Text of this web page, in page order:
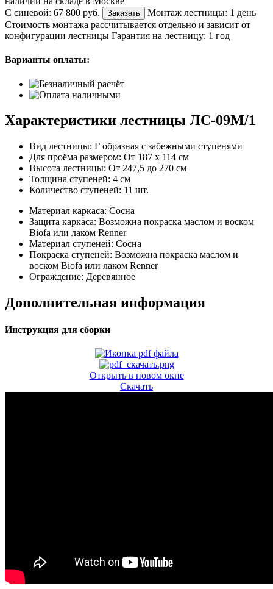
С синевой: 67 800 руб. Заказать Монтаж лестницы: 1 день
Стоимость монтажа рассчитывается отдельно и зависит от
конфигурации лестницы Гарантия на лестницу: 1 год
Варианты оплаты:
Характеристики лестницы ЛС-09М/1
Вид лестницы: Г образная с забежными ступенями
Для проёма размером: От 187 х 114 см
Высота лестницы: От 247,5 до 270 см
Толщина ступеней: 4 см
Количество ступеней: 11 шт.
Материал каркаса: Сосна
Защита каркаса: Возможна покраска маслом и воском
Biofa или лаком Renner
Материал ступеней: Сосна
Покраска ступеней: Возможна покраска маслом и
воском Biofa или лаком Renner
Ограждение: Деревянное
Дополнительная информация
Инструкция для сборки
Открыть в новом окне
Скачать